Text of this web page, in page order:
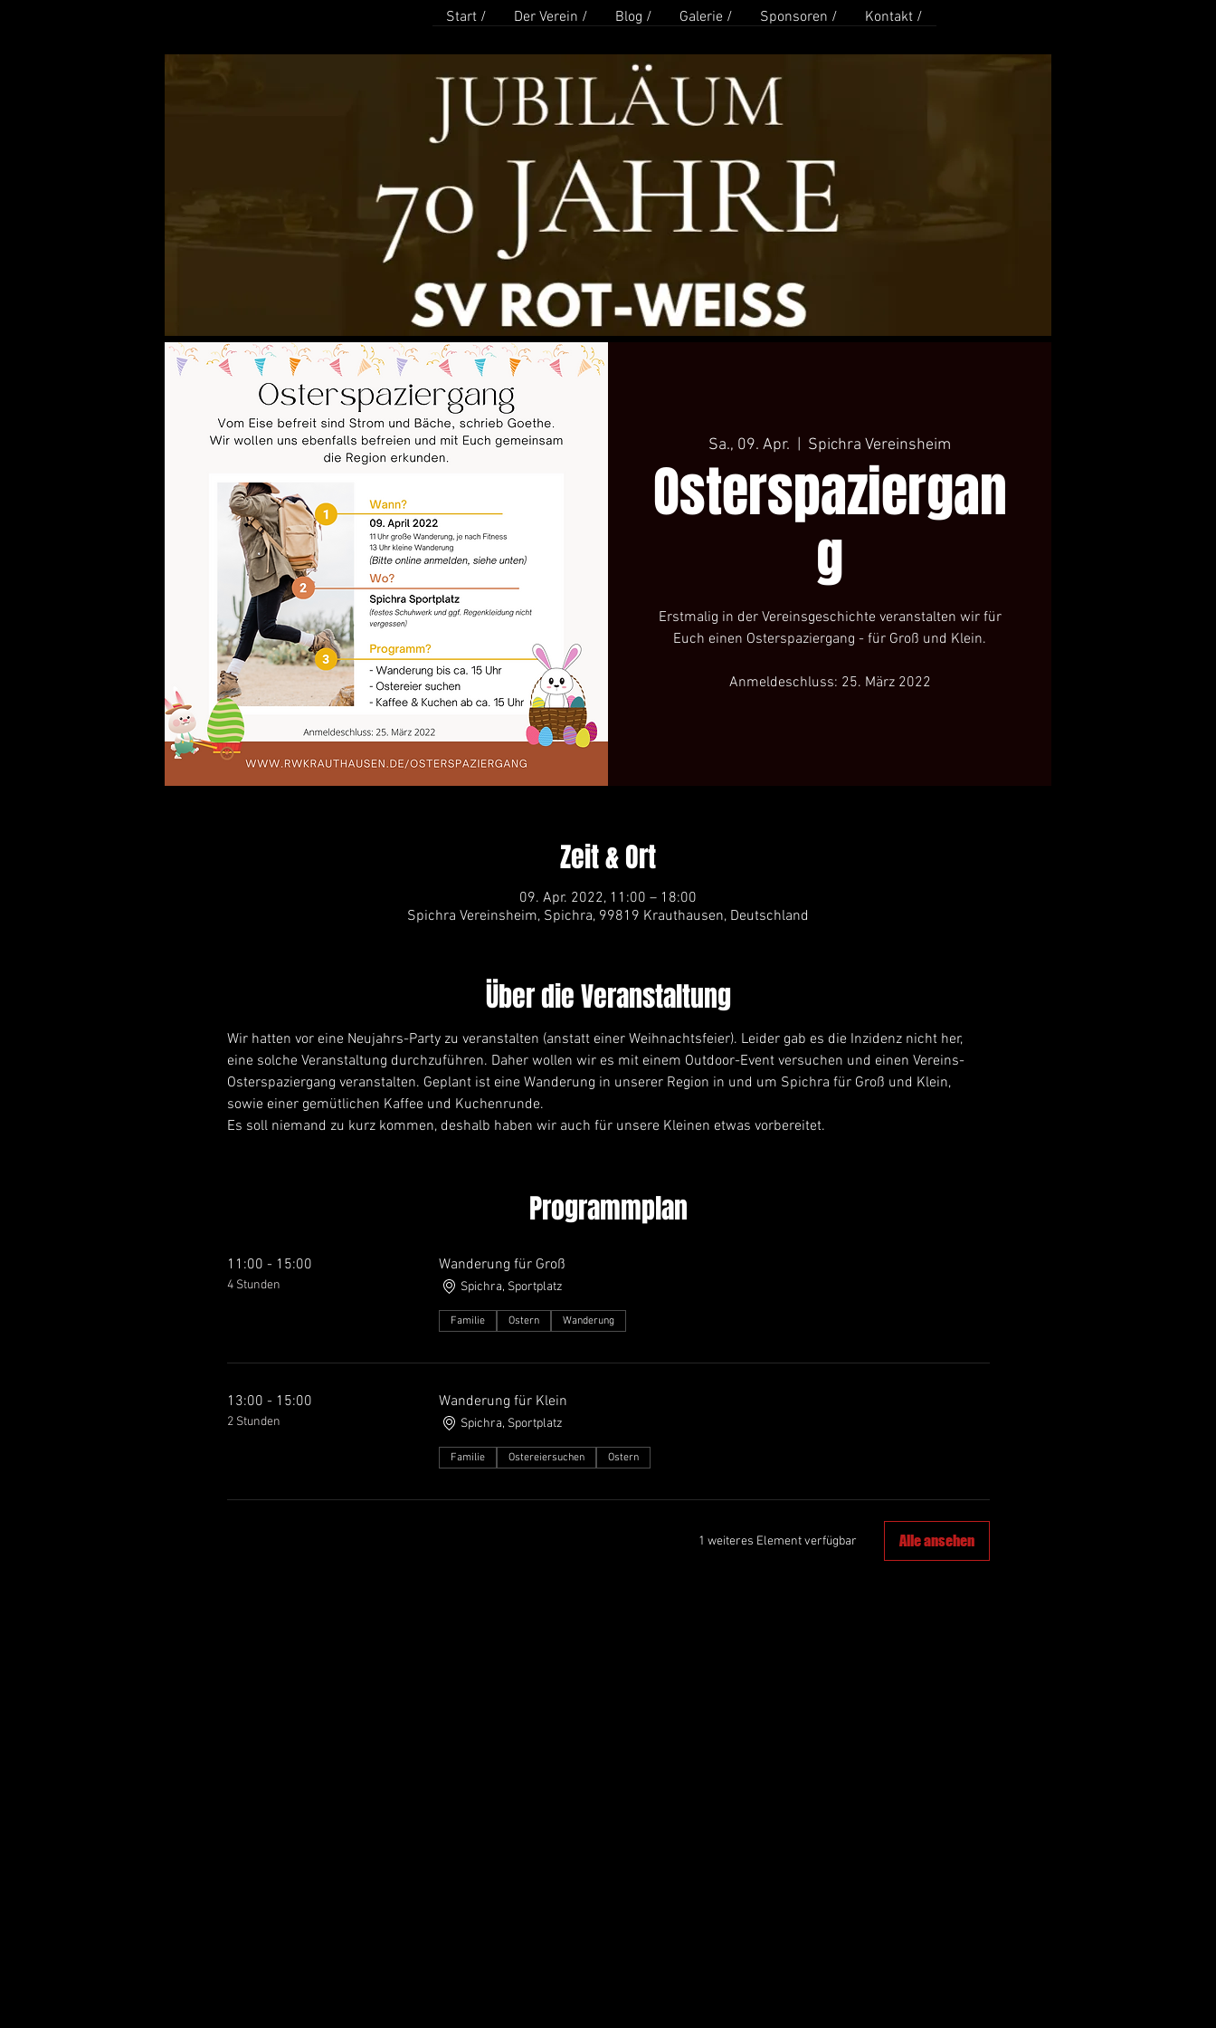
Start / Der Verein / Blog / Galerie / Sponsoren / Kontakt /
Sa., 09. Apr. Spichra Vereinsheim
Osterspaziergan
g
Erstmalig in der Vereinsgeschichte veranstalten wir für
Euch einen Osterspaziergang - für Groß und Klein.
Anmeldeschluss: 25. März 2022
Zeit & Ort
09. Apr. 2022, 11:00 – 18:00
Spichra Vereinsheim, Spichra, 99819 Krauthausen, Deutschland
Über die Veranstaltung
Wir hatten vor eine Neujahrs-Party zu veranstalten (anstatt einer Weihnachtsfeier). Leider gab es die Inzidenz nicht her,
eine solche Veranstaltung durchzuführen. Daher wollen wir es mit einem Outdoor-Event versuchen und einen Vereins-
Osterspaziergang veranstalten. Geplant ist eine Wanderung in unserer Region in und um Spichra für Groß und Klein,
sowie einer gemütlichen Kaffee und Kuchenrunde.
Es soll niemand zu kurz kommen, deshalb haben wir auch für unsere Kleinen etwas vorbereitet.
Programmplan
11:00 - 15:00
4 Stunden
Wanderung für Groß
Spichra, Sportplatz
Familie Ostern Wanderung
13:00 - 15:00
2 Stunden
Wanderung für Klein
Spichra, Sportplatz
Familie Ostereiersuchen Ostern
1 weiteres Element verfügbar Alle ansehen